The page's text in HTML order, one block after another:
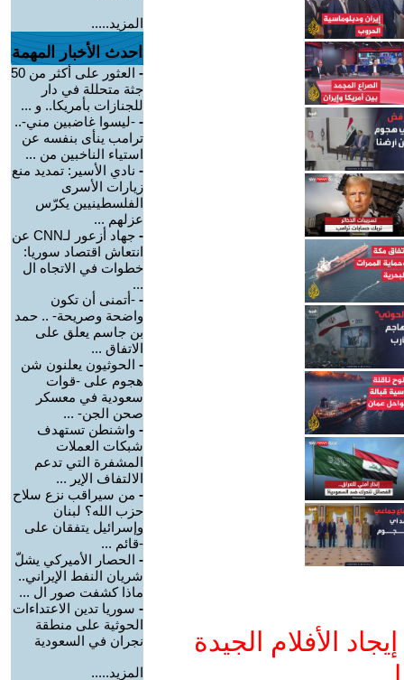
الأفلام الجيدة
المزيد.....
احدث الأخبار المهمة
-
العثور على أكثر من 50
جثة متحللة في دار
للجنازات بأمريكا.. و ...
- -ليسوا غاضبين مني-..
ترامب ينأى بنفسه عن
استياء الناخبين من ...
- نادي الأسير: تمديد منع
زيارات الأسرى
الفلسطينيين يكرّس
عزلهم ...
-
جهاد أزعور لـCNN عن
انتعاش اقتصاد سوريا:
خطوات في الاتجاه ال
...
- -أتمنى أن تكون
واضحة وصريحة- .. حمد
بن جاسم يعلق على
الاتفاق ...
- الحوثيون يعلنون شن
هجوم على -قوات
سعودية في معسكر
صحن الجن- ...
- واشنطن تستهدف
شبكات العملات
المشفرة التي تدعم
الالتفاف الإير ...
- من سيراقب نزع سلاح
حزب الله؟ لبنان
وإسرائيل يتفقان على
-قائم ...
- الحصار الأميركي يشلّ
شريان النفط الإيراني..
ماذا كشفت صور ال ...
- سوريا تدين الاعتداءات
الحوثية على منطقة
نجران في السعودية
المزيد.....